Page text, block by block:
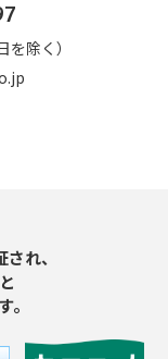
除く）
れ、
。